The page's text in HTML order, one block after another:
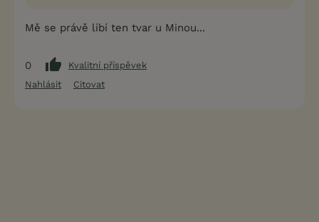
Mě se právě líbí ten tvar u Minou...
0
Kvalitní příspěvek
Nahlásit
Citovat